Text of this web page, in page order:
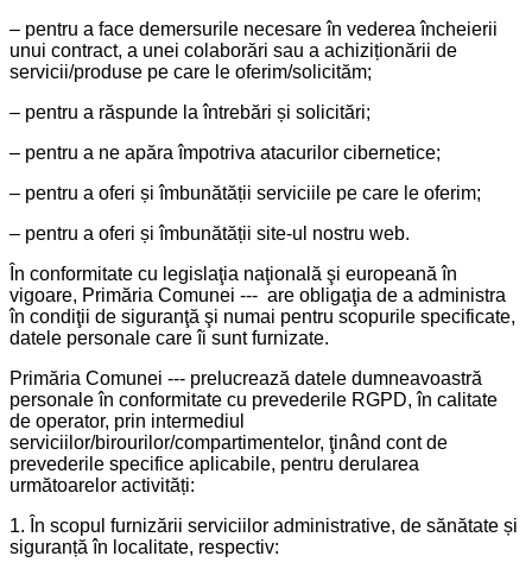
– pentru a face demersurile necesare în vederea încheierii
unui contract, a unei colaborări sau a achiziționării de
servicii/produse pe care le oferim/solicităm;
– pentru a răspunde la întrebări și solicitări;
– pentru a ne apăra împotriva atacurilor cibernetice;
– pentru a oferi și îmbunătății serviciile pe care le oferim;
– pentru a oferi și îmbunătății site-ul nostru web.
În conformitate cu legislaţia naţională şi europeană în
vigoare, Primăria Comunei --- are obligaţia de a administra
în condiţii de siguranţă şi numai pentru scopurile specificate,
datele personale care îi sunt furnizate.
Primăria Comunei --- prelucrează datele dumneavoastră
personale în conformitate cu prevederile RGPD, în calitate
de operator, prin intermediul
serviciilor/birourilor/compartimentelor, ţinând cont de
prevederile specifice aplicabile, pentru derularea
următoarelor activități:
1. În scopul furnizării serviciilor administrative, de sănătate și
siguranță în localitate, respectiv: